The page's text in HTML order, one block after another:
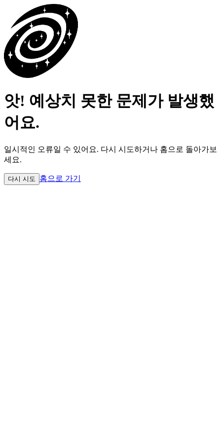
앗! 예상치 못한 문제가 발생했
어요.
일시적인 오류일 수 있어요. 다시 시도하거나 홈으로 돌아가보
세요.
다시 시도 홈으로 가기